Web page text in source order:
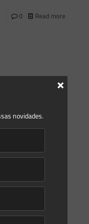
0 Read more
e a
reversa de
DE 17 DE ABRIL
ODS no âmbito
[…]
novidades.
×